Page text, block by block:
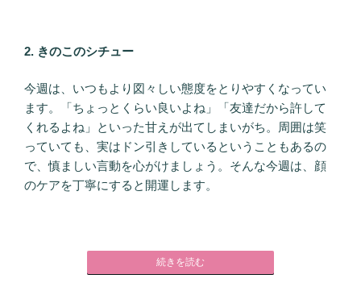
2. きのこのシチュー
今週は、いつもより図々しい態度をとりやすくなってい
ます。「ちょっとくらい良いよね」「友達だから許して
くれるよね」といった甘えが出てしまいがち。周囲は笑
っていても、実はドン引きしているということもあるの
で、慎ましい言動を心がけましょう。そんな今週は、顔
のケアを丁寧にすると開運します。
続きを読む